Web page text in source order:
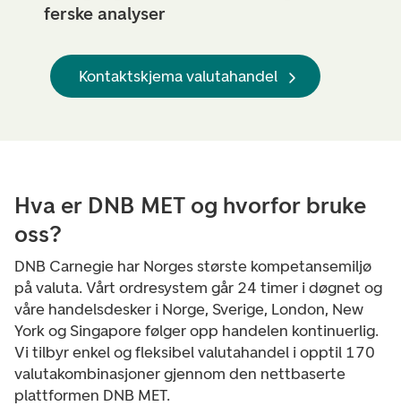
ferske analyser
Kontaktskjema valutahandel
Hva er DNB MET og hvorfor bruke
oss?
DNB Carnegie har Norges største kompetansemiljø
på valuta. Vårt ordresystem går 24 timer i døgnet og
våre handelsdesker i Norge, Sverige, London, New
York og Singapore følger opp handelen kontinuerlig.
Vi tilbyr enkel og fleksibel valutahandel i opptil 170
valutakombinasjoner gjennom den nettbaserte
plattformen DNB MET.